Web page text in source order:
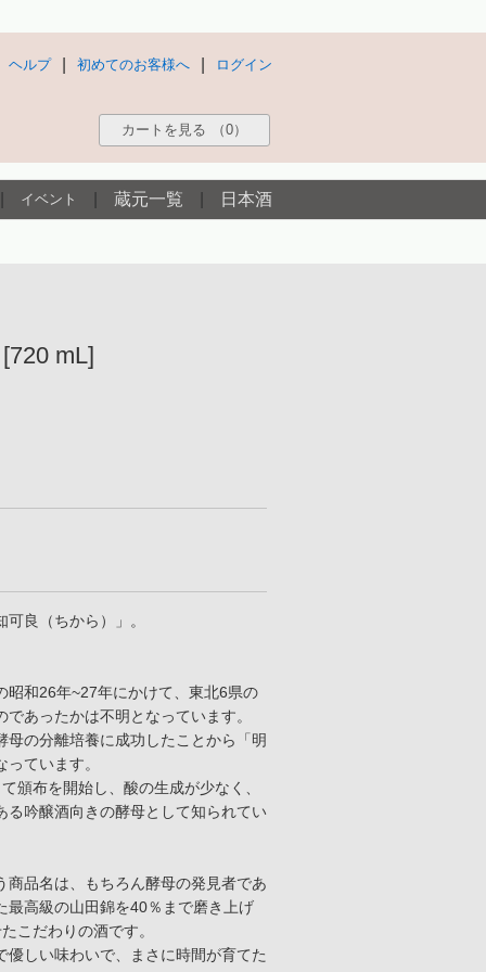
ログイン
初めてのお客様へ
ヘルプ
カートを見る （0）
イベント 蔵元一覧 日本酒
mL]
良（ちから）」。
昭和26年~27年にかけて、東北6県の
あったかは不明となっています。
の分離培養に成功したことから「明
ています。
頒布を開始し、酸の生成が少なく、
吟醸酒向きの酵母として知られてい
品名は、もちろん酵母の発見者であ
最高級の山田錦を40％まで磨き上げ
こだわりの酒です。
しい味わいで、まさに時間が育てた